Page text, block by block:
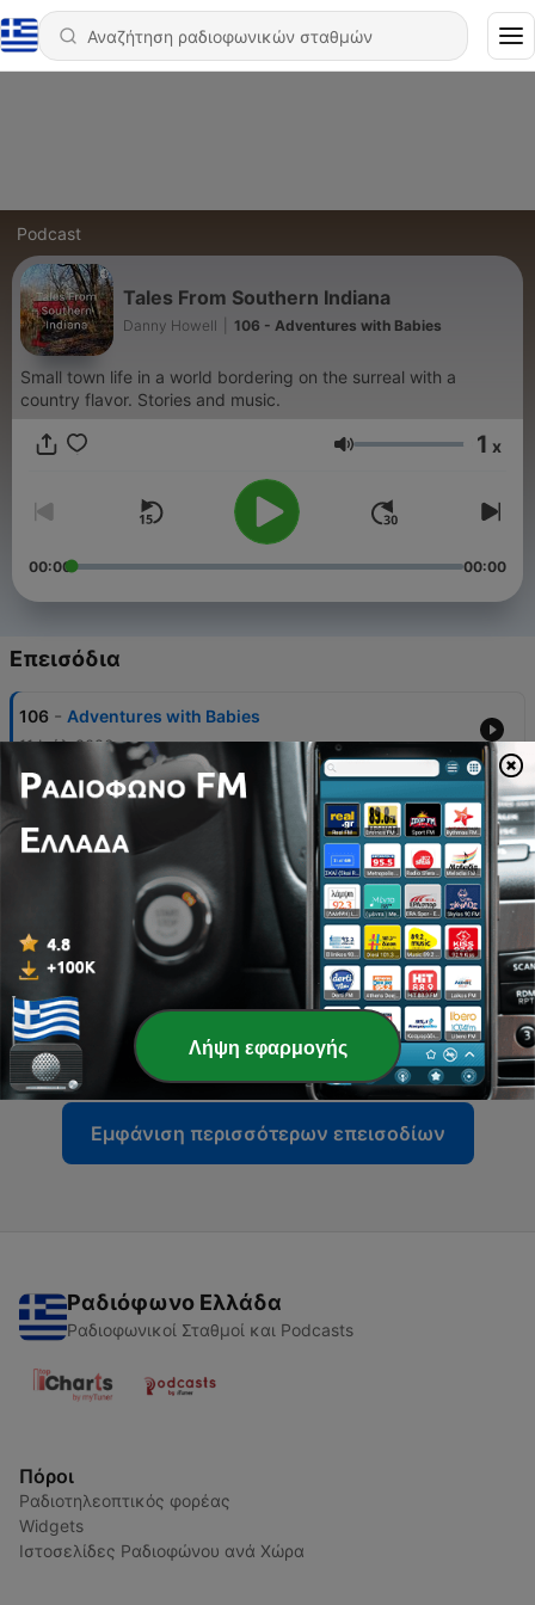
Podcast
Tales From Southern Indiana
Danny Howell 106 - Adventures with Babies
Small town life in a world bordering on the surreal with a
country flavor. Stories and music.
Ένταση 1 x
00:00 00:00
Επεισόδια
106 - Adventures with Babies
11 Ιούλ 2026
105 - Chased by Snakes
Demon Rum
103 - Mothers in Law
18 Απρ 2026
102 - Spirit of Forgiveness
08 Απρ 2026
Εμφάνιση περισσότερων επεισοδίων
Ραδιόφωνο Ελλάδα
Ραδιοφωνικοί Σταθμοί και Podcasts
Πόροι
Ραδιοτηλεοπτικός φορέας
Widgets
Ιστοσελίδες Ραδιοφώνου ανά Χώρα
Λήψη εφαρμογής